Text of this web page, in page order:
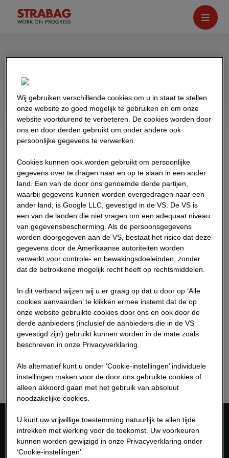
stimulansen en mogelijkheden - van spannende
projecten tot je persoonlijke ontwikkeling.
auswählen
21.05.2026
Event calendar
Neem contact op met
Wij gebruiken verschillende cookies om u in staat te stellen
onze website zo goed mogelijk te gebruiken en om onze
website voortdurend te verbeteren. De cookies worden door
ons en door derden gebruikt om onder andere ook
persoonlijke gegevens te verwerken.
Cookies kunnen ook worden gebruikt om persoonlijke
gegevens over te dragen naar en op te slaan in een ander
land. Een van de door ons genoemde derde partijen,
waarbij gegevens kunnen worden overgedragen naar een
ander land, is Google LLC, gevestigd in de VS. De VS is
een van de landen die niet vragen om een adequaat niveau
van gegevensbescherming. Als de persoonsgegevens
worden doorgegeven aan de VS, bestaat het risico dat deze
gegevens door de Amerikaanse autoriteiten worden
verwerkt voor controle- en bewakingsdoeleinden, zonder
dat de betrokkene mogelijk recht heeft op rechtsmiddelen.
In dit verband wijzen wij u er graag op dat u door op ‘Alle
cookies aanvaarden’ te klikken ermee instemt dat de op
onze website gebruikte cookies door ons en ook door de
derde aanbieders (inclusief de aanbieders die in de VS
gevestigd zijn) gebruikt kunnen worden in de mate zoals
beschreven in onze Privacyverklaring.
Als alternatief kunt u onder ‘Cookie-instellingen’ individuele
instellingen maken voor de door ons gebruikte cookies of
alleen akkoord gaan met het gebruik van absoluut
noodzakelijke cookies.
U kunt uw vrijwillige toestemming natuurlijk te allen tijde
intrekken met werking voor de toekomst. Uw voorkeuren
kunnen worden gewijzigd in onze Privacyverklaring onder
‘Cookie-instellingen’.